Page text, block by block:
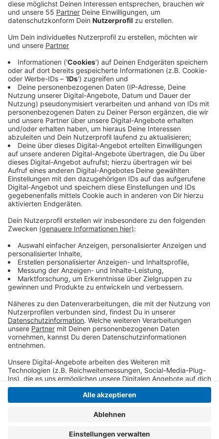
Anzeige
Ursprünglich sollte die Sanierung rund 16 Millionen
Euro kosten. Inzwischen ist mehr als eine Million
dazugekommen. Trotz der Kritik möchte
Oberbürgermeister Frank Meyer die Pläne nicht
überdenken:
"Wir haben eine ganz klare Beschlusslage - und
nur weil dem Bund der Steuerzahler das nicht
gefällt, muss man die Beschlüsse ja nicht
revidieren. Die Argumente, die jetzt genannt
werden, sind ja keine neuen. Sondern das sind die
Dinge, die wir bereits in unserer Abwägung mit
aufgegriffen haben und die wir auch abgewogen
haben."
Der Umbau sei im Interesse der ganzen Stadt, sagte
Meyer. Nicht nur, damit Fußballspiele stattfinden
könnten, sondern auch andere große Veranstaltungen.
Anzeige
Anzeige